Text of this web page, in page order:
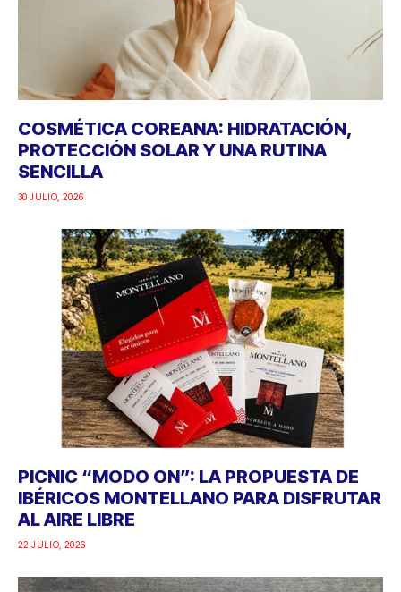
COSMÉTICA COREANA: HIDRATACIÓN,
PROTECCIÓN SOLAR Y UNA RUTINA
SENCILLA
30 JULIO, 2026
PICNIC “MODO ON”: LA PROPUESTA DE
IBÉRICOS MONTELLANO PARA DISFRUTAR
AL AIRE LIBRE
22 JULIO, 2026